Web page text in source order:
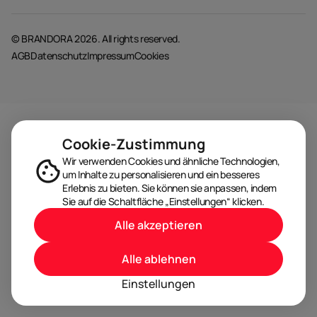
© BRANDORA 2026. All rights reserved.
AGBDatenschutzImpressumCookies
Cookie-Zustimmung
Wir verwenden Cookies und ähnliche Technologien,
um Inhalte zu personalisieren und ein besseres
Erlebnis zu bieten. Sie können sie anpassen, indem
Sie auf die Schaltfläche „Einstellungen“ klicken.
Einstellungen
Alle ablehnen
Alle akzeptieren